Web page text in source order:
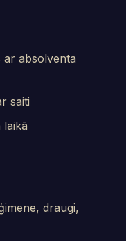
ar absolventa
saiti
laikā
draugi,